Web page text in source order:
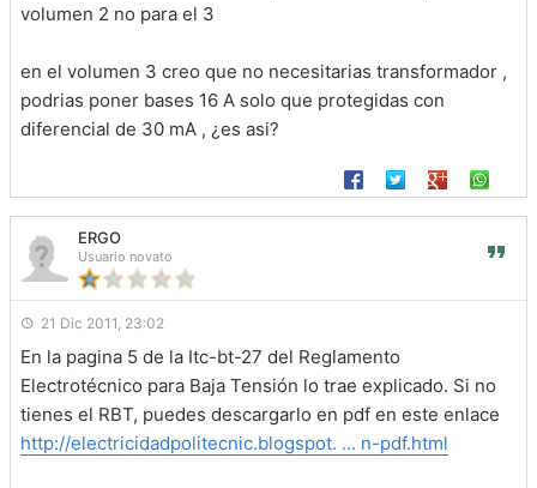
volumen 2 no para el 3
en el volumen 3 creo que no necesitarias transformador ,
podrias poner bases 16 A solo que protegidas con
diferencial de 30 mA , ¿es asi?
ERGO
Usuario novato
21 Dic 2011, 23:02
En la pagina 5 de la Itc-bt-27 del Reglamento
Electrotécnico para Baja Tensión lo trae explicado. Si no
tienes el RBT, puedes descargarlo en pdf en este enlace
http://electricidadpolitecnic.blogspot. ... n-pdf.html